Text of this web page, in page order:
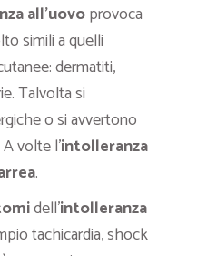
all’uovoprovoca
simili a quelli
dermatiti,
Talvolta si
o si avvertono
volte l’intolleranza
.
dell’intolleranza
tachicardia, shock